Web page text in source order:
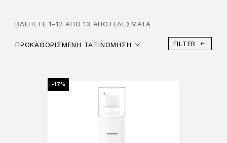
ΒΛΈΠΕΤΕ 1–12 ΑΠΌ 13 ΑΠΟΤΕΛΈΣΜΑΤΑ
ΠΡΟΚΑΘΟΡΙΣΜΈΝΗ ΤΑΞΙΝΌΜΗΣΗ FILTER
-17%